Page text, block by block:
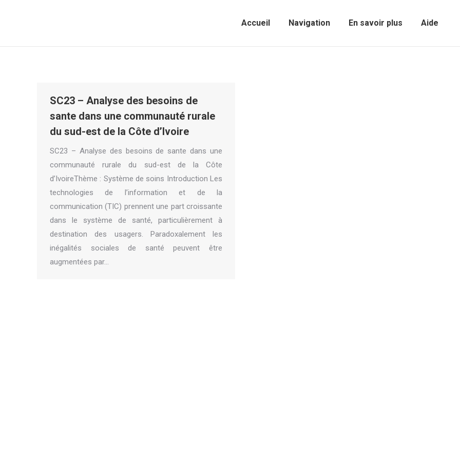
Accueil Navigation En savoir plus Aide
SC23 – Analyse des besoins de
sante dans une communauté rurale
du sud-est de la Côte d’Ivoire
SC23 – Analyse des besoins de sante dans une
communauté rurale du sud-est de la Côte
d’IvoireThème : Système de soins Introduction Les
technologies de l’information et de la
communication (TIC) prennent une part croissante
dans le système de santé, particulièrement à
destination des usagers. Paradoxalement les
inégalités sociales de santé peuvent être
augmentées par…